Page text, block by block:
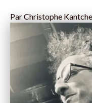
ParChristophe